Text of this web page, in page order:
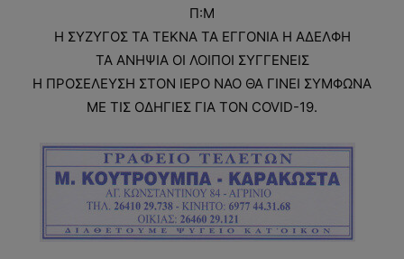
Π:Μ
Η ΣΥΖΥΓΟΣ ΤΑ ΤΕΚΝΑ ΤΑ ΕΓΓΟΝΙΑ Η ΑΔΕΛΦΗ
ΤΑ ΑΝΗΨΙΑ ΟΙ ΛΟΙΠΟΙ ΣΥΓΓΕΝΕΙΣ
Η ΠΡΟΣΕΛΕΥΣΗ ΣΤΟΝ ΙΕΡΟ ΝΑΟ ΘΑ ΓΙΝΕΙ ΣΥΜΦΩΝA
ΜΕ ΤΙΣ ΟΔΗΓΙΕΣ ΓΙΑ ΤΟΝ COVID-19.